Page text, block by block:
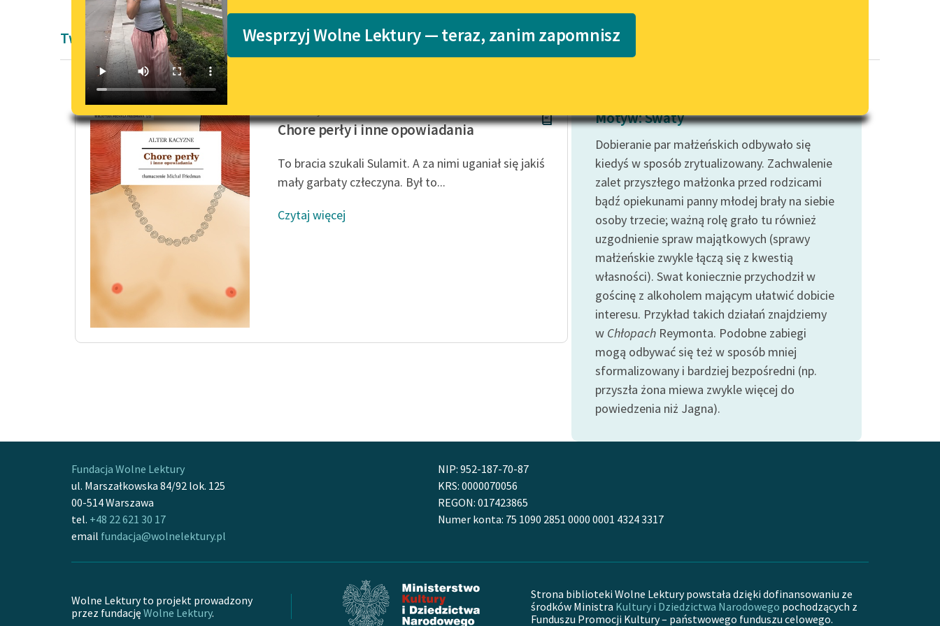
Lektury szkolne i klasyka
literatury do słuchania dla
E-kolekcja lektur szkolnych i
literatury do słuchania dla
uczennic i uczniów z
niepełnosprawnościami
Feministyczne inspiracje.
Popularyzacja skandynawskiej
Katalog
Katalog w formacie PDF
wrażliwych
Deklaracja dostępności
Wesprzyj Wolne Lektury — teraz, zanim zapomnisz
Twórczość Altera Kacyzne
Chore perły i inne opowiadania
To bracia szukali Sulamit. A za nimi uganiał się jakiś
mały garbaty człeczyna. Był to...
Czytaj więcej
Motyw: Swaty
Dobieranie par małżeńskich odbywało się
kiedyś w sposób zrytualizowany. Zachwalenie
zalet przyszłego małżonka przed rodzicami
bądź opiekunami panny młodej brały na siebie
osoby trzecie; ważną rolę grało tu również
uzgodnienie spraw majątkowych (sprawy
małżeńskie zwykle łączą się z kwestią
własności). Swat koniecznie przychodził w
gościnę z alkoholem mającym ułatwić dobicie
interesu. Przykład takich działań znajdziemy
w Chłopach Reymonta. Podobne zabiegi
mogą odbywać się też w sposób mniej
sformalizowany i bardziej bezpośredni (np.
przyszła żona miewa zwykle więcej do
powiedzenia niż Jagna).
Fundacja Wolne Lektury
ul. Marszałkowska 84/92 lok. 125
00-514 Warszawa
tel. +48 22 621 30 17
email fundacja@wolnelektury.pl
NIP: 952-187-70-87
KRS: 0000070056
REGON: 017423865
Numer konta: 75 1090 2851 0000 0001 4324 3317
Wolne Lektury to projekt prowadzony
przez fundację Wolne Lektury.
Strona biblioteki Wolne Lektury powstała dzięki dofinansowaniu ze
środków Ministra Kultury i Dziedzictwa Narodowego pochodzących z
Funduszu Promocji Kultury – państwowego funduszu celowego.